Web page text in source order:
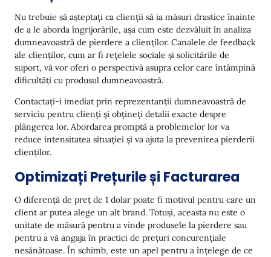
Nu trebuie să așteptați ca clienții să ia măsuri drastice înainte
de a le aborda îngrijorările, așa cum este dezvăluit în analiza
dumneavoastră de pierdere a clienților. Canalele de feedback
ale clienților, cum ar fi rețelele sociale și solicitările de
suport, vă vor oferi o perspectivă asupra celor care întâmpină
dificultăți cu produsul dumneavoastră.
Contactați-i imediat prin reprezentanții dumneavoastră de
serviciu pentru clienți și obțineți detalii exacte despre
plângerea lor. Abordarea promptă a problemelor lor va
reduce intensitatea situației și va ajuta la prevenirea pierderii
clienților.
Optimizați Prețurile și Facturarea
O diferență de preț de 1 dolar poate fi motivul pentru care un
client ar putea alege un alt brand. Totuși, aceasta nu este o
unitate de măsură pentru a vinde produsele la pierdere sau
pentru a vă angaja în practici de prețuri concurențiale
nesănătoase. În schimb, este un apel pentru a înțelege de ce